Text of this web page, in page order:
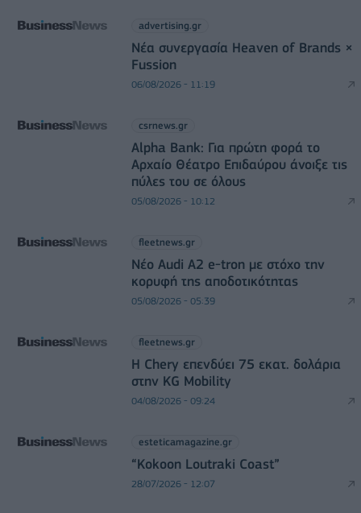
advertising.gr
Νέα συνεργασία Heaven of Brands ×
Fussion
06/08/2026 - 11:19
csrnews.gr
Alpha Bank: Για πρώτη φορά το
Αρχαίο Θέατρο Επιδαύρου άνοιξε τις
πύλες του σε όλους
05/08/2026 - 10:12
fleetnews.gr
Νέο Audi A2 e-tron με στόχο την
κορυφή της αποδοτικότητας
05/08/2026 - 05:39
fleetnews.gr
Η Chery επενδύει 75 εκατ. δολάρια
στην KG Mobility
04/08/2026 - 09:24
esteticamagazine.gr
“Kokoon Loutraki Coast”
28/07/2026 - 12:07